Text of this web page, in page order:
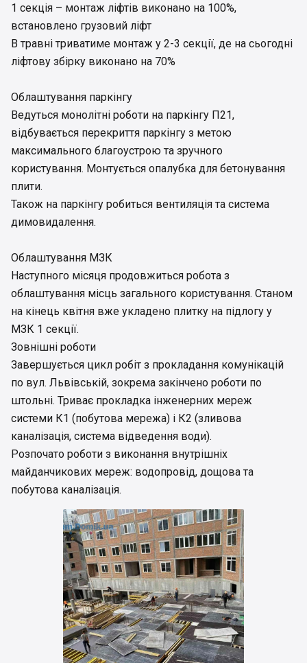
1 секція – монтаж ліфтів виконано на 100%,
встановлено грузовий ліфт
В травні триватиме монтаж у 2-3 секції, де на сьогодні
ліфтову збірку виконано на 70%
Облаштування паркінгу
Ведуться монолітні роботи на паркінгу П21,
відбувається перекриття паркінгу з метою
максимального благоустрою та зручного
користування. Монтується опалубка для бетонування
плити.
Також на паркінгу робиться вентиляція та система
димовидалення.
Облаштування МЗК
Наступного місяця продовжиться робота з
облаштування місць загального користування. Станом
на кінець квітня вже укладено плитку на підлогу у
МЗК 1 секції.
Зовнішні роботи
Завершується цикл робіт з прокладання комунікацій
по вул. Львівській, зокрема закінчено роботи по
штольні. Триває прокладка інженерних мереж
системи К1 (побутова мережа) і К2 (зливова
каналізація, система відведення води).
Розпочато роботи з виконання внутрішніх
майданчикових мереж: водопровід, дощова та
побутова каналізація.